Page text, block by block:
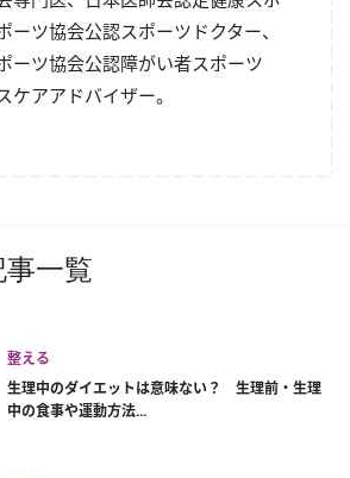
ーツ協会公認スポーツドクター、
ーツ協会公認障がい者スポーツ
ケアアドバイザー。
一覧
整える
生理中のダイエットは意味ない？ 生理前・生理
中の食事や運動方法...